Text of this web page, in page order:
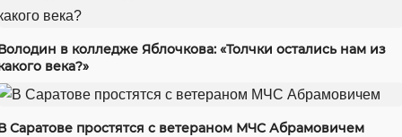
в колледже Яблочкова: «Толчки остались нам из
века?»
Саратове простятся с ветераном МЧС Абрамовичем